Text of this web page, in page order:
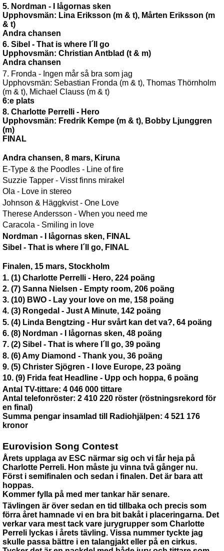
5. Nordman - I lågornas sken
Upphovsmän: Lina Eriksson (m & t), Mårten Eriksson (m
& t)
Andra chansen
6. Sibel - That is where I´ll go
Upphovsmän: Christian Antblad (t & m)
Andra chansen
7. Fronda - Ingen mår så bra som jag
Upphovsmän: Sebastian Fronda (m & t), Thomas Thörnholm
(m & t), Michael Clauss (m & t)
6:e plats
8. Charlotte Perrelli - Hero
Upphovsmän: Fredrik Kempe (m & t), Bobby Ljunggren
(m)
FINAL
Andra chansen, 8 mars, Kiruna
E-Type & the Poodles - Line of fire
Suzzie Tapper - Visst finns mirakel
Ola - Love in stereo
Johnson & Häggkvist - One Love
Therese Andersson - When you need me
Caracola - Smiling in love
Nordman - I lågornas sken, FINAL
Sibel - That is where I´ll go, FINAL
Finalen, 15 mars, Stockholm
1. (1) Charlotte Perrelli - Hero, 224 poäng
2. (7) Sanna Nielsen - Empty room, 206 poäng
3. (10) BWO - Lay your love on me, 158 poäng
4. (3) Rongedal - Just A Minute, 142 poäng
5. (4) Linda Bengtzing - Hur svårt kan det va?, 64 poäng
6. (8) Nordman - I lågornas sken, 48 poäng
7. (2) Sibel - That is where I´ll go, 39 poäng
8. (6) Amy Diamond - Thank you, 36 poäng
9. (5) Christer Sjögren - I love Europe, 23 poäng
10. (9) Frida feat Headline - Upp och hoppa, 6 poäng
Antal TV-tittare: 4 046 000 tittare
Antal telefonröster: 2 410 220 röster (röstningsrekord för
en final)
Summa pengar insamlad till Radiohjälpen: 4 521 176
kronor
Eurovision Song Contest
Årets upplaga av ESC närmar sig och vi får heja på
Charlotte Perreli. Hon måste ju vinna två gånger nu.
Först i semifinalen och sedan i finalen. Det är bara att
hoppas.
Kommer fylla på med mer tankar här senare.
Tävlingen är över sedan en tid tillbaka och precis som
förra året hamnade vi en bra bit bakåt i placeringarna. Det
verkar vara mest tack vare jurygrupper som Charlotte
Perreli lyckas i årets tävling. Vissa nummer tyckte jag
skulle passa bättre i en talangjakt eller på en cirkus.